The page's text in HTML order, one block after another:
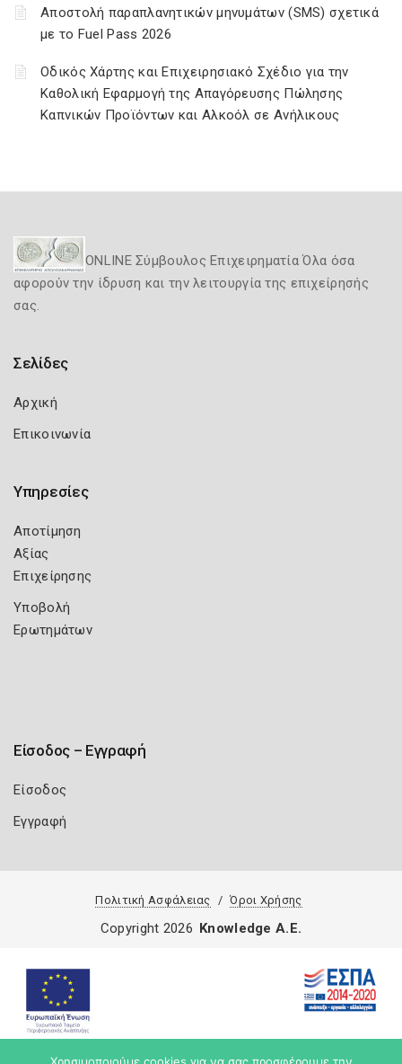
Αποστολή παραπλανητικών μηνυμάτων (SMS) σχετικά
με το Fuel Pass 2026
Οδικός Χάρτης και Επιχειρησιακό Σχέδιο για την
Καθολική Εφαρμογή της Απαγόρευσης Πώλησης
Καπνικών Προϊόντων και Αλκοόλ σε Ανήλικους
ONLINE Σύμβουλος Επιχειρηματία Όλα όσα
αφορούν την ίδρυση και την λειτουργία της επιχείρησής
σας.
Σελίδες
Αρχική
Επικοινωνία
Υπηρεσίες
Αποτίμηση
Αξίας
Επιχείρησης
Υποβολή
Ερωτημάτων
Είσοδος – Εγγραφή
Είσοδος
Εγγραφή
Πολιτική Ασφάλειας Όροι Χρήσης
Copyright 2026 Knowledge A.E.